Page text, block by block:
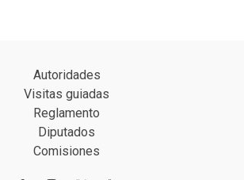
Autoridades
Visitas guiadas
Reglamento
Diputados
Comisiones